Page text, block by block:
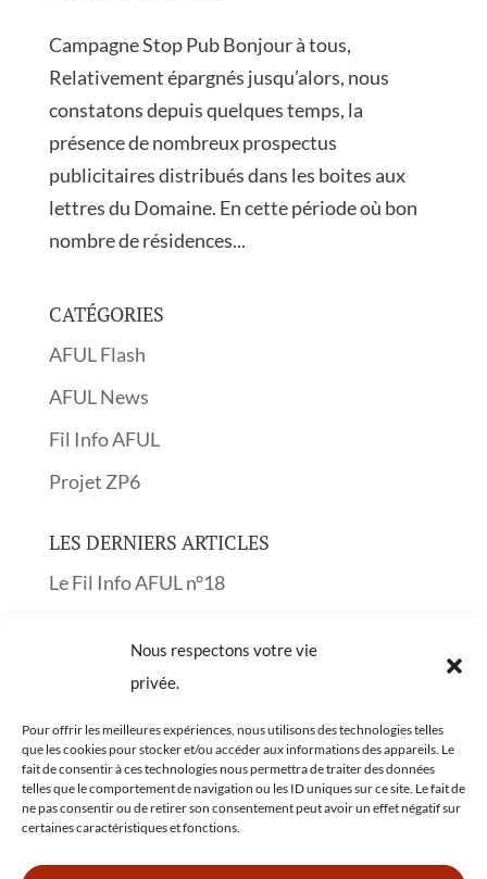
Nous respectons votre vie
privée.
Pour offrir les meilleures expériences, nous utilisons des technologies telles
que les cookies pour stocker et/ou accéder aux informations des appareils. Le
fait de consentir à ces technologies nous permettra de traiter des données
telles que le comportement de navigation ou les ID uniques sur ce site. Le fait de
ne pas consentir ou de retirer son consentement peut avoir un effet négatif sur
certaines caractéristiques et fonctions.
Campagne Stop Pub Bonjour à tous,
Relativement épargnés jusqu’alors, nous
constatons depuis quelques temps, la
présence de nombreux prospectus
publicitaires distribués dans les boites aux
lettres du Domaine. En cette période où bon
nombre de résidences...
CATÉGORIES
AFUL Flash
AFUL News
Fil Info AFUL
Projet ZP6
LES DERNIERS ARTICLES
Le Fil Info AFUL n°18
Réunion publique sur les Obligations Légales
de Débroussaillement OLD
Le Fil Info AFUL n°16
Le Fil Info AFUL n°15